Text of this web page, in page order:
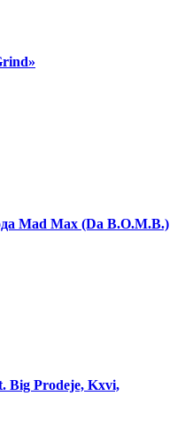
Mad Max (Da B.O.M.B.)
Big Prodeje, Kxvi,